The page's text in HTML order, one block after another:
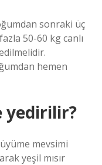
sonraki üç
50-60 kg canlı
hemen
yedirilir?
mevsimi
yeşil mısır